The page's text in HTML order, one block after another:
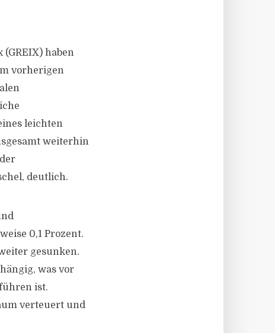
haben
vorherigen
leichten
weiterhin
deutlich.
0,1 Prozent.
gesunken.
was vor
ist.
verteuert und